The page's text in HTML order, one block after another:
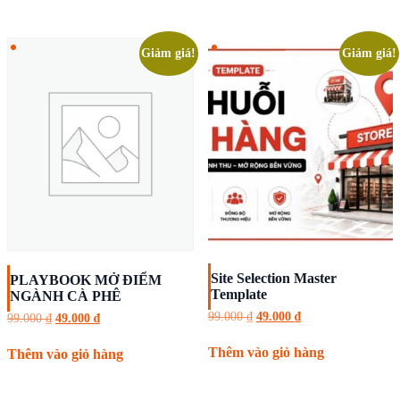
Giảm giá!
PLAYBOOK MỞ ĐIỂM
NGÀNH CÀ PHÊ
99.000₫ Giá
99.000 ₫.
49.000 ₫Giá
là:
Thêm vào giỏ hàng
Giảm giá!
Site Selection Master
Template
99.000₫ Giá
99.000 ₫.
49.000 ₫Giá
là:
Thêm vào giỏ hàng